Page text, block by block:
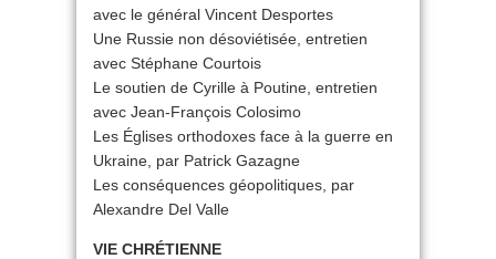
avec le général Vincent Desportes
Une Russie non désoviétisée, entretien
avec Stéphane Courtois
Le soutien de Cyrille à Poutine, entretien
avec Jean-François Colosimo
Les Églises orthodoxes face à la guerre en
Ukraine, par Patrick Gazagne
Les conséquences géopolitiques, par
Alexandre Del Valle
VIE CHRÉTIENNE